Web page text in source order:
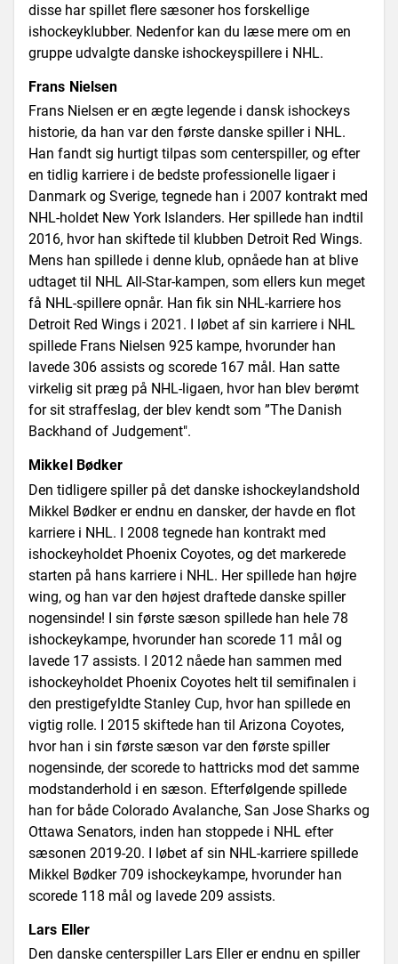
disse har spillet flere sæsoner hos forskellige
ishockeyklubber. Nedenfor kan du læse mere om en
gruppe udvalgte danske ishockeyspillere i NHL.
Frans Nielsen
Frans Nielsen er en ægte legende i dansk ishockeys
historie, da han var den første danske spiller i NHL.
Han fandt sig hurtigt tilpas som centerspiller, og efter
en tidlig karriere i de bedste professionelle ligaer i
Danmark og Sverige, tegnede han i 2007 kontrakt med
NHL-holdet New York Islanders. Her spillede han indtil
2016, hvor han skiftede til klubben Detroit Red Wings.
Mens han spillede i denne klub, opnåede han at blive
udtaget til NHL All-Star-kampen, som ellers kun meget
få NHL-spillere opnår. Han fik sin NHL-karriere hos
Detroit Red Wings i 2021. I løbet af sin karriere i NHL
spillede Frans Nielsen 925 kampe, hvorunder han
lavede 306 assists og scorede 167 mål. Han satte
virkelig sit præg på NHL-ligaen, hvor han blev berømt
for sit straffeslag, der blev kendt som ”The Danish
Backhand of Judgement".
Mikkel Bødker
Den tidligere spiller på det danske ishockeylandshold
Mikkel Bødker er endnu en dansker, der havde en flot
karriere i NHL. I 2008 tegnede han kontrakt med
ishockeyholdet Phoenix Coyotes, og det markerede
starten på hans karriere i NHL. Her spillede han højre
wing, og han var den højest draftede danske spiller
nogensinde! I sin første sæson spillede han hele 78
ishockeykampe, hvorunder han scorede 11 mål og
lavede 17 assists. I 2012 nåede han sammen med
ishockeyholdet Phoenix Coyotes helt til semifinalen i
den prestigefyldte Stanley Cup, hvor han spillede en
vigtig rolle. I 2015 skiftede han til Arizona Coyotes,
hvor han i sin første sæson var den første spiller
nogensinde, der scorede to hattricks mod det samme
modstanderhold i en sæson. Efterfølgende spillede
han for både Colorado Avalanche, San Jose Sharks og
Ottawa Senators, inden han stoppede i NHL efter
sæsonen 2019-20. I løbet af sin NHL-karriere spillede
Mikkel Bødker 709 ishockeykampe, hvorunder han
scorede 118 mål og lavede 209 assists.
Lars Eller
Den danske centerspiller Lars Eller er endnu en spiller